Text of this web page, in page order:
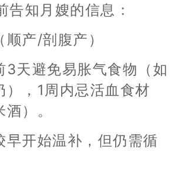
告知月嫂的信息：
产/剖腹产）
3天避免易胀气食物（如
），1周内忌活血食材
酒）。
早开始温补，但仍需循